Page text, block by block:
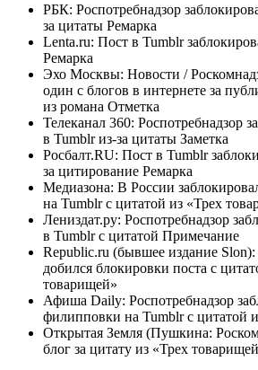
РБК: Роспотребнадзор
за цитаты Ремарка
Lenta.ru: Пост в Tumblr
Ремарка
Эхо Москвы: Новости /
один с блогов в интернете за
из романа Отметка
Телеканал 360: Роспотребнадзор
в Tumblr из-за цитаты Заметка
Росбалт.RU: Пост в Tumblr
за цитирование Ремарка
Медиазона: В России
на Tumblr с цитатой из «Трех
Лениздат.ру: Роспотребнадзор
в Tumblr с цитатой Примечание
Republic.ru (бывшее издание Slon):
добился блокировки поста с
товарищей»
Афиша Daily: Роспотребнадзор
филипповки на Tumblr с цитатой
Открытая Земля (Пушкина:
блог за цитату из «Трех